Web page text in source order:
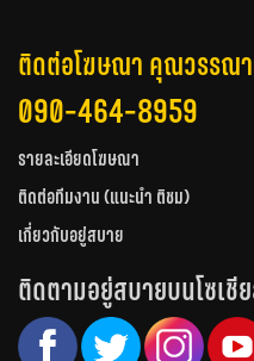
ติดต่อโฆษณา คุณวรรณ
090-464-8959
รายละเอียดโฆษณา
ติดต่อทีมงาน (แนะนำ ติชม)
เกี่ยวกับอยู่สบาย
ติดตามอยู่สบายบนโซเชี